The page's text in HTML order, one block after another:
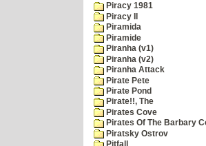
Piracy 1981
Piracy II
Piramida
Piramide
Piranha (v1)
Piranha (v2)
Piranha Attack
Pirate Pete
Pirate Pond
Pirate!!, The
Pirates Cove
Pirates Of The Barbary
Piratsky Ostrov
Pitfall